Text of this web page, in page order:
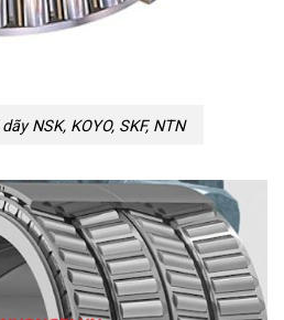
NSK, KOYO, SKF, NTN